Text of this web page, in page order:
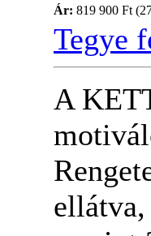
Ár: 819 900 Ft
Tegye
A